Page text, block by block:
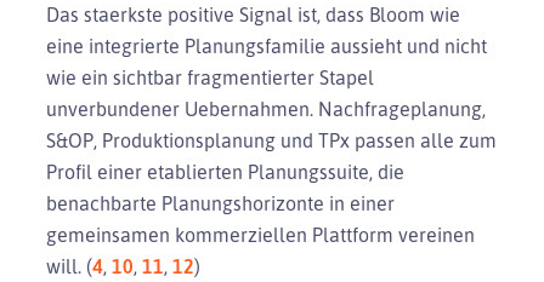
Das staerkste positive Signal ist, dass Bloom wie
eine integrierte Planungsfamilie aussieht und nicht
wie ein sichtbar fragmentierter Stapel
unverbundener Uebernahmen. Nachfrageplanung,
S&OP, Produktionsplanung und TPx passen alle zum
Profil einer etablierten Planungssuite, die
benachbarte Planungshorizonte in einer
gemeinsamen kommerziellen Plattform vereinen
will. (4, 10, 11, 12)